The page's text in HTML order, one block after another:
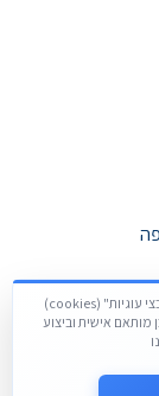
הפרטיות שלכם חשובה לנו לידיעתכם, באתר זה נעשה שימוש ב"קבצי עוגיות" (cookies)
מותאם אישית וביצוע